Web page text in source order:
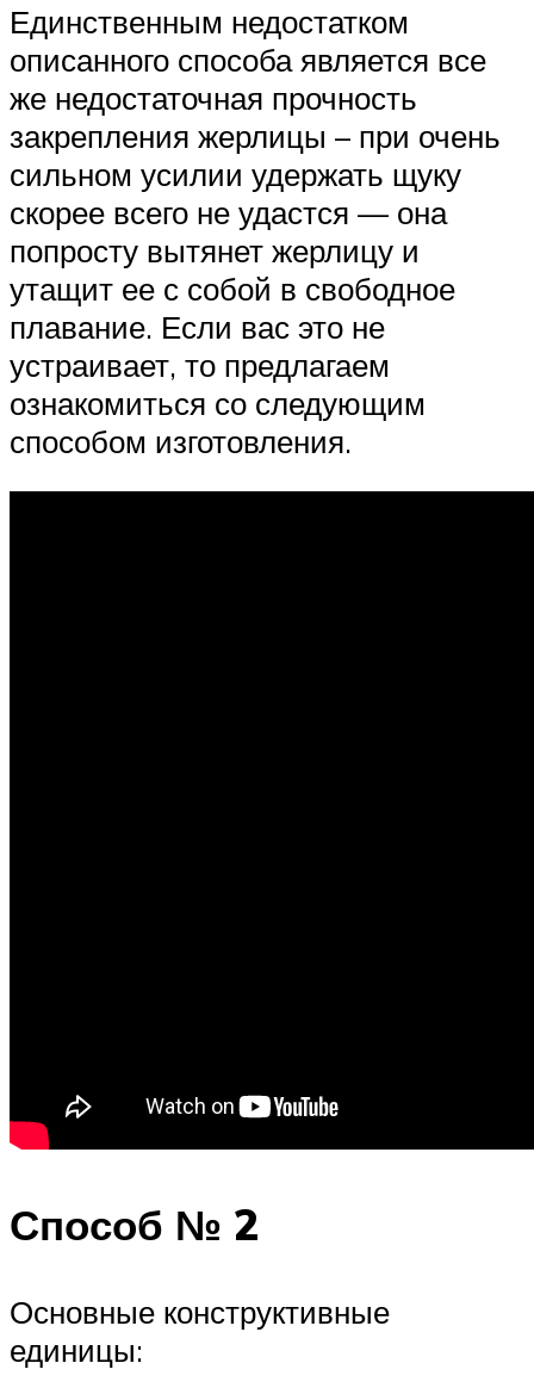
Единственным недостатком
описанного способа является все
же недостаточная прочность
закрепления жерлицы – при очень
сильном усилии удержать щуку
скорее всего не удастся — она
попросту вытянет жерлицу и
утащит ее с собой в свободное
плавание. Если вас это не
устраивает, то предлагаем
ознакомиться со следующим
способом изготовления.
Способ № 2
Основные конструктивные
единицы: